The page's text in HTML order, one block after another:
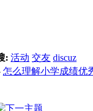
: 活动 交友 discuz
怎么理解小学成绩优